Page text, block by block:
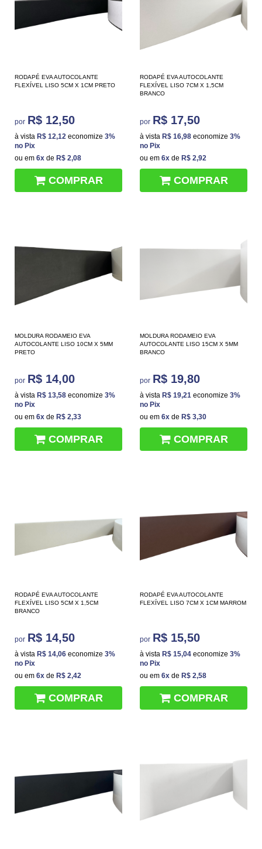
RODAPÉ EVA AUTOCOLANTE
FLEXÍVEL LISO 5CM X 1CM PRETO
por R$ 12,50
à vista R$ 12,12 economize 3%
no Pix
ou em 6x de R$ 2,08
COMPRAR
RODAPÉ EVA AUTOCOLANTE
FLEXÍVEL LISO 7CM X 1,5CM
BRANCO
por R$ 17,50
à vista R$ 16,98 economize 3%
no Pix
ou em 6x de R$ 2,92
COMPRAR
MOLDURA RODAMEIO EVA
AUTOCOLANTE LISO 10CM X 5MM
PRETO
por R$ 14,00
à vista R$ 13,58 economize 3%
no Pix
ou em 6x de R$ 2,33
COMPRAR
MOLDURA RODAMEIO EVA
AUTOCOLANTE LISO 15CM X 5MM
BRANCO
por R$ 19,80
à vista R$ 19,21 economize 3%
no Pix
ou em 6x de R$ 3,30
COMPRAR
RODAPÉ EVA AUTOCOLANTE
FLEXÍVEL LISO 5CM X 1,5CM
BRANCO
por R$ 14,50
à vista R$ 14,06 economize 3%
no Pix
ou em 6x de R$ 2,42
COMPRAR
RODAPÉ EVA AUTOCOLANTE
FLEXÍVEL LISO 7CM X 1CM MARROM
por R$ 15,50
à vista R$ 15,04 economize 3%
no Pix
ou em 6x de R$ 2,58
COMPRAR